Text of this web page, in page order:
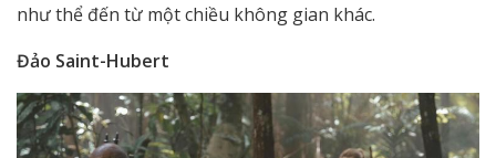
như thể đến từ một chiều không gian khác.
Đảo Saint-Hubert